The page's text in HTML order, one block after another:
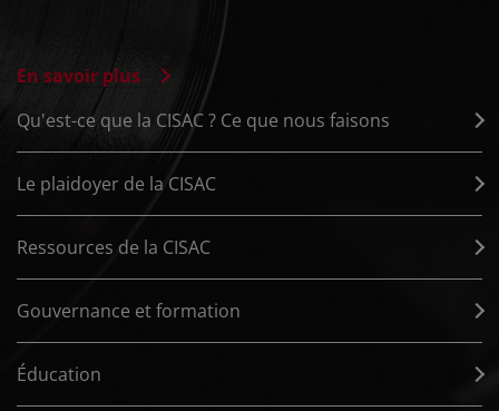
En savoir plus
Qu'est-ce que la CISAC ? Ce que nous faisons
Le plaidoyer de la CISAC
Ressources de la CISAC
Gouvernance et formation
Éducation